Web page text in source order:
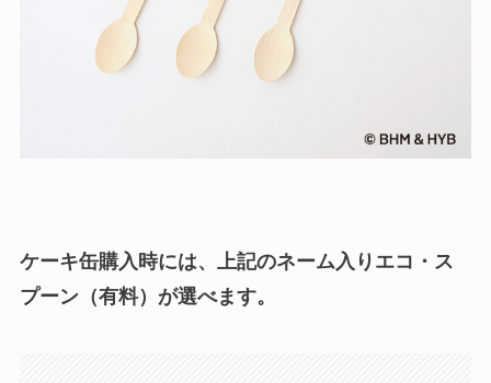
ケーキ缶購入時には、上記のネーム入りエコ・ス
プーン（有料）が選べます。